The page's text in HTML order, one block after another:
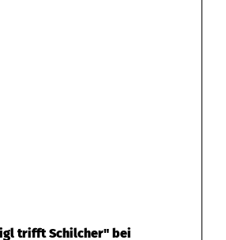
trifft Schilcher" bei